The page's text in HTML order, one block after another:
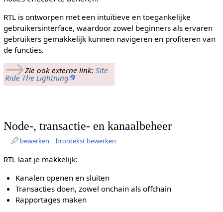
RTL is ontworpen met een intuïtieve en toegankelijke
gebruikersinterface, waardoor zowel beginners als ervaren
gebruikers gemakkelijk kunnen navigeren en profiteren van
de functies.
→Zie ook externe link: Site
Ride The Lightning
Node-, transactie- en kanaalbeheer
bewerken brontekst bewerken
RTL laat je makkelijk:
Kanalen openen en sluiten
Transacties doen, zowel onchain als offchain
Rapportages maken